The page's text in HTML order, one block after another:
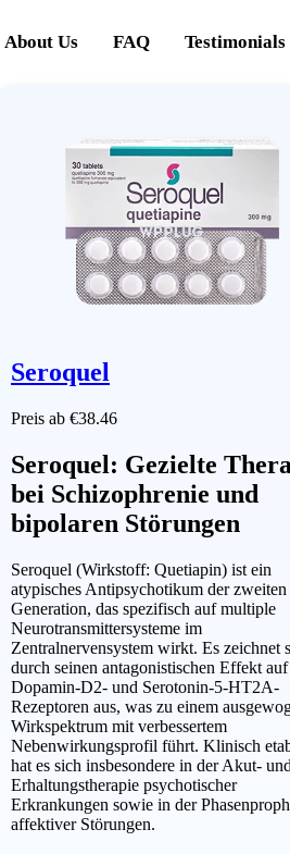
About Us FAQ Testimonials
Seroquel
Preis ab €38.46
Seroquel: Gezielte
bei Schizophrenie und
bipolaren Störungen
Seroquel (Wirkstoff: Quetiapin) ist ein
atypisches Antipsychotikum der zweiten
Generation, das spezifisch auf multiple
Neurotransmittersysteme im
Zentralnervensystem wirkt. Es zeichnet
durch seinen antagonistischen Effekt auf
Dopamin-D2- und Serotonin-5-HT2A-
Rezeptoren aus, was zu einem
Wirkspektrum mit verbessertem
Nebenwirkungsprofil führt. Klinisch
hat es sich insbesondere in der Akut- und
Erhaltungstherapie psychotischer
Erkrankungen sowie in der
affektiver Störungen.